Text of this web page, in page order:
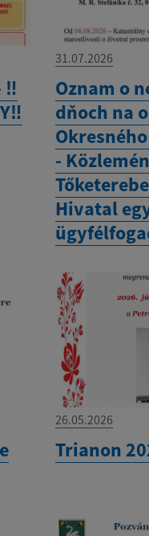
‼️
31.07.2026
Oznam o
dňoch na
-
Hivatal
26.05.2026
Trianon